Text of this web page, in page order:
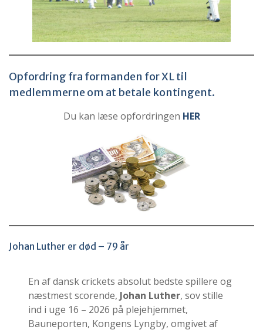
Opfordring fra formanden for XL til
medlemmerne om at betale kontingent.
Du kan læse opfordringen HER
Johan Luther er død – 79 år
En af dansk crickets absolut bedste spillere og
næstmest scorende, Johan Luther, sov stille
ind i uge 16 – 2026 på plejehjemmet,
Bauneporten, Kongens Lyngby, omgivet af